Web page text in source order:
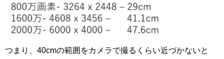
つまり、40cmの範囲をカメラで撮るくらい近づかないと